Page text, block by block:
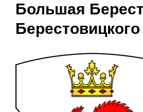
Большая